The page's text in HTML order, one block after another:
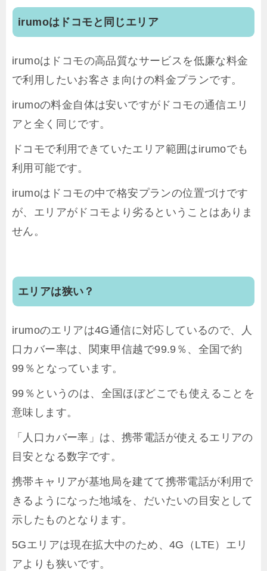
irumoはドコモと同じエリア
irumoはドコモの高品質なサービスを低廉な料金
で利用したいお客さま向けの料金プランです。
irumoの料金自体は安いですがドコモの通信エリ
アと全く同じです。
ドコモで利用できていたエリア範囲はirumoでも
利用可能です。
irumoはドコモの中で格安プランの位置づけです
が、エリアがドコモより劣るということはありま
せん。
エリアは狭い？
irumoのエリアは4G通信に対応しているので、人
口カバー率は、関東甲信越で99.9％、全国で約
99％となっています。
99％というのは、全国ほぼどこでも使えることを
意味します。
「人口カバー率」は、携帯電話が使えるエリアの
目安となる数字です。
携帯キャリアが基地局を建てて携帯電話が利用で
きるようになった地域を、だいたいの目安として
示したものとなります。
5Gエリアは現在拡大中のため、4G（LTE）エリ
アよりも狭いです。